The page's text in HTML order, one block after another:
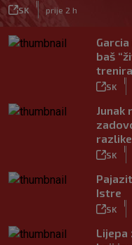
SK prije 2 h
baš
SK
Junak
SK
Istre
SK
Lijepa